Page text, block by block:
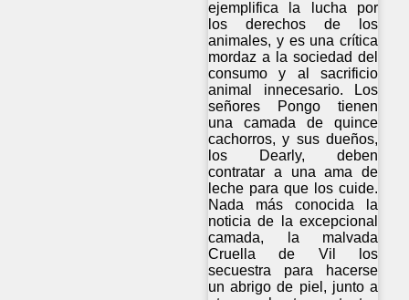
ejemplifica la lucha por
los derechos de los
animales, y es una crítica
mordaz a la sociedad del
consumo y al sacrificio
animal innecesario. Los
señores Pongo tienen
una camada de quince
cachorros, y sus dueños,
los Dearly, deben
contratar a una ama de
leche para que los cuide.
Nada más conocida la
noticia de la excepcional
camada, la malvada
Cruella de Vil los
secuestra para hacerse
un abrigo de piel, junto a